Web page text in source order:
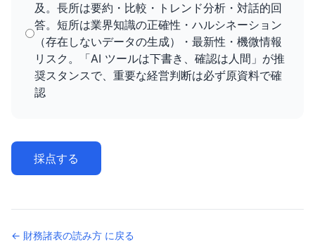
及。長所は要約・比較・トレンド分析・対話的回
答。短所は業界知識の正確性・ハルシネーション
（存在しないデータの生成）・最新性・機微情報
リスク。「AI ツールは下書き、確認は人間」が推
奨スタンスで、重要な経営判断は必ず原資料で確
認
採点する
← 財務諸表の読み方 に戻る